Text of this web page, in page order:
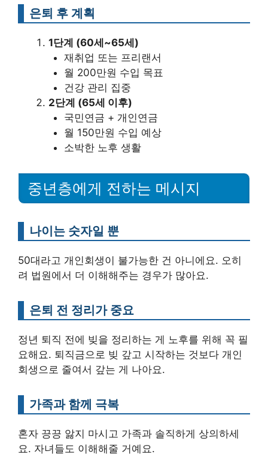
은퇴 후 계획
1단계 (60세~65세)
재취업 또는 프리랜서
월 200만원 수입 목표
건강 관리 집중
2단계 (65세 이후)
국민연금 + 개인연금
월 150만원 수입 예상
소박한 노후 생활
중년층에게 전하는 메시지
나이는 숫자일 뿐
50대라고 개인회생이 불가능한 건 아니에요. 오히
려 법원에서 더 이해해주는 경우가 많아요.
은퇴 전 정리가 중요
정년 퇴직 전에 빚을 정리하는 게 노후를 위해 꼭 필
요해요. 퇴직금으로 빚 갚고 시작하는 것보다 개인
회생으로 줄여서 갚는 게 나아요.
가족과 함께 극복
혼자 끙끙 앓지 마시고 가족과 솔직하게 상의하세
요. 자녀들도 이해해줄 거예요.